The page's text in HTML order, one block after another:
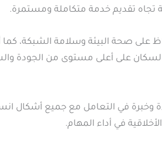
تجاه تقديم خدمة متكاملة ومستمرة.
صحة البيئة وسلامة الشبكة، كما
السكان على أعلى مستوى من الجودة
في التعامل مع جميع أشكال
في أداء المهام.